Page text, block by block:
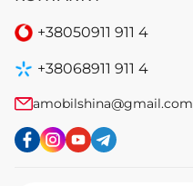
+38050911 911 4
+38068911 911 4
amobilshina@gmail.com